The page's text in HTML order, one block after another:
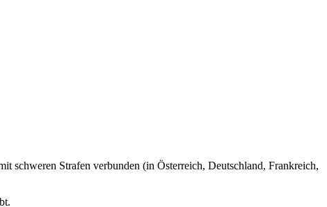
schweren Strafen verbunden (in Österreich, Deutschland, Frankreich,